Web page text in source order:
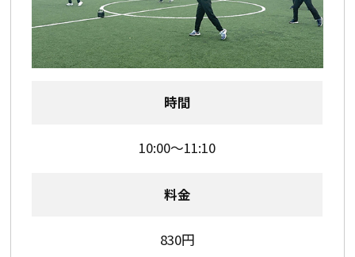
時間
10:00～11:10
料金
830円